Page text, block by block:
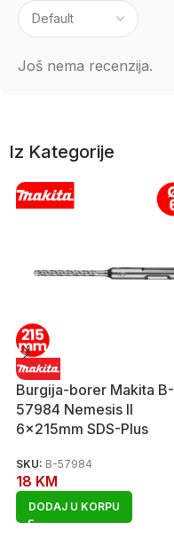
Još nema recenzija.
Iz Kategorije
Burgija-borer Makita B-
57984 Nemesis II
6x215mm SDS-Plus
SKU: B-57984
18 KM
DODAJ U KORPU